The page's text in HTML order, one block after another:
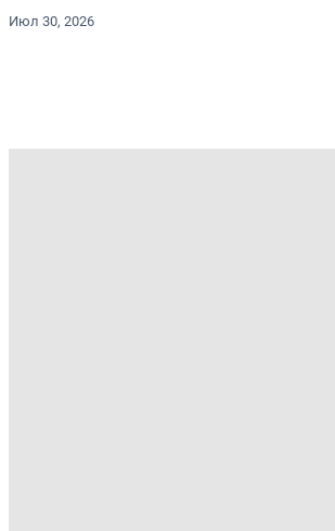
Июл 30, 2026